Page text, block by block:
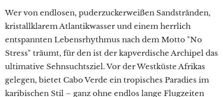
Wer von endlosen, puderzuckerweißen Sandstränden,
kristallklarem Atlantikwasser und einem herrlich
entspannten Lebensrhythmus nach dem Motto "No
Stress" träumt, für den ist der kapverdische Archipel das
ultimative Sehnsuchtsziel. Vor der Westküste Afrikas
gelegen, bietet Cabo Verde ein tropisches Paradies im
karibischen Stil – ganz ohne endlos lange Flugzeiten